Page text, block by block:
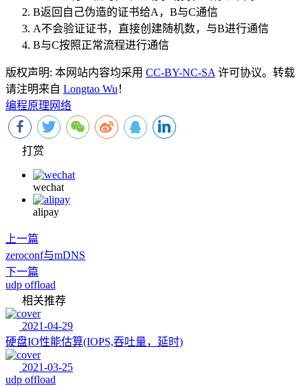
B返回自己伪造的证书给A，B与C通信
A不会验证证书，直接创建随机数，与B进行通信
B与C按照正常流程进行通信
版权声明: 本网站内容均采用 CC-BY-NC-SA 许可协议。转载
请注明来自 Longtao Wu ！
编程原理 网络
打赏
wechat
alipay
上一篇
zeroconf与mDNS
下一篇
udp offload
相关推荐
2021-04-29
硬盘IO性能估算(IOPS,吞吐量，延时)
2021-03-25
udp offload